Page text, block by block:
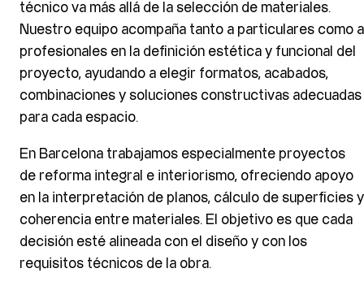
técnico va más allá de la selección de materiales.
Nuestro equipo acompaña tanto a particulares como a
profesionales en la definición estética y funcional del
proyecto, ayudando a elegir formatos, acabados,
combinaciones y soluciones constructivas adecuadas
para cada espacio.
En Barcelona trabajamos especialmente proyectos
de reforma integral e interiorismo, ofreciendo apoyo
en la interpretación de planos, cálculo de superficies y
coherencia entre materiales. El objetivo es que cada
decisión esté alineada con el diseño y con los
requisitos técnicos de la obra.